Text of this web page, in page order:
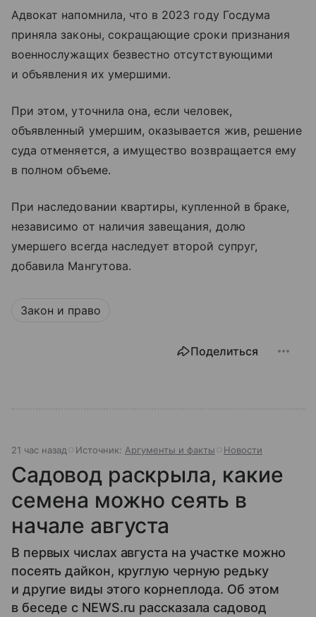
Адвокат напомнила, что в 2023 году Госдума
приняла законы, сокращающие сроки признания
военнослужащих безвестно отсутствующими
и объявления их умершими.
При этом, уточнила она, если человек,
объявленный умершим, оказывается жив, решение
суда отменяется, а имущество возвращается ему
в полном объеме.
При наследовании квартиры, купленной в браке,
независимо от наличия завещания, долю
умершего всегда наследует второй супруг,
добавила Мангутова.
Закон и право
Поделиться
21 час назад Источник: Аргументы и факты Новости
Садовод раскрыла, какие
семена можно сеять в
начале августа
В первых числах августа на участке можно
посеять дайкон, круглую черную редьку
и другие виды этого корнеплода. Об этом
в беседе с NEWS.ru рассказала садовод